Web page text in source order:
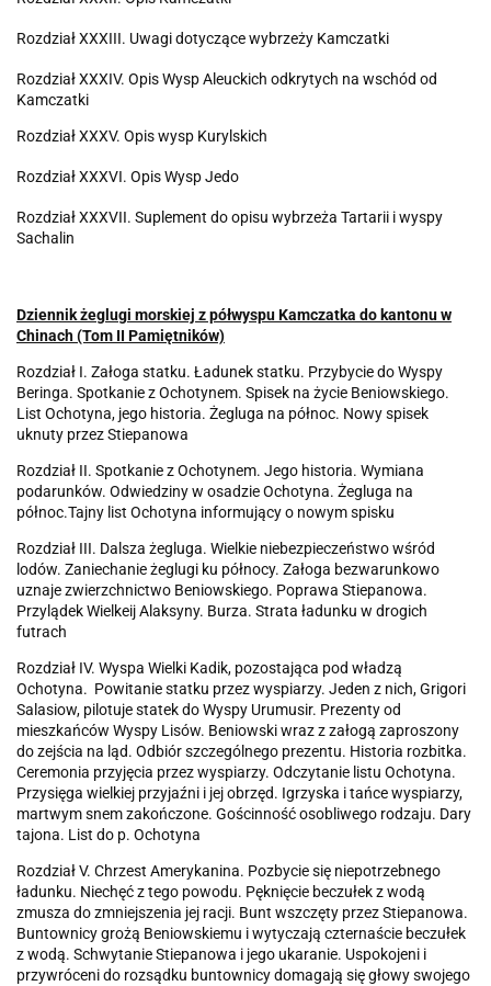
Rozdział XXXIII. Uwagi dotyczące wybrzeży Kamczatki
Rozdział XXXIV. Opis Wysp Aleuckich odkrytych na wschód od
Kamczatki
Rozdział XXXV. Opis wysp Kurylskich
Rozdział XXXVI. Opis Wysp Jedo
Rozdział XXXVII. Suplement do opisu wybrzeża Tartarii i wyspy
Sachalin
Dziennik żeglugi morskiej z półwyspu Kamczatka do kantonu w
Chinach (Tom II Pamiętników)
Rozdział I. Załoga statku. Ładunek statku. Przybycie do Wyspy
Beringa. Spotkanie z Ochotynem. Spisek na życie Beniowskiego.
List Ochotyna, jego historia. Żegluga na północ. Nowy spisek
uknuty przez Stiepanowa
Rozdział II. Spotkanie z Ochotynem. Jego historia. Wymiana
podarunków. Odwiedziny w osadzie Ochotyna. Żegluga na
północ.Tajny list Ochotyna informujący o nowym spisku
Rozdział III. Dalsza żegluga. Wielkie niebezpieczeństwo wśród
lodów. Zaniechanie żeglugi ku północy. Załoga bezwarunkowo
uznaje zwierzchnictwo Beniowskiego. Poprawa Stiepanowa.
Przylądek Wielkeij Alaksyny. Burza. Strata ładunku w drogich
futrach
Rozdział IV. Wyspa Wielki Kadik, pozostająca pod władzą
Ochotyna. Powitanie statku przez wyspiarzy. Jeden z nich, Grigori
Salasiow, pilotuje statek do Wyspy Urumusir. Prezenty od
mieszkańców Wyspy Lisów. Beniowski wraz z załogą zaproszony
do zejścia na ląd. Odbiór szczególnego prezentu. Historia rozbitka.
Ceremonia przyjęcia przez wyspiarzy. Odczytanie listu Ochotyna.
Przysięga wielkiej przyjaźni i jej obrzęd. Igrzyska i tańce wyspiarzy,
martwym snem zakończone. Gościnność osobliwego rodzaju. Dary
tajona. List do p. Ochotyna
Rozdział V. Chrzest Amerykanina. Pozbycie się niepotrzebnego
ładunku. Niechęć z tego powodu. Pęknięcie beczułek z wodą
zmusza do zmniejszenia jej racji. Bunt wszczęty przez Stiepanowa.
Buntownicy grożą Beniowskiemu i wytyczają czternaście beczułek
z wodą. Schwytanie Stiepanowa i jego ukaranie. Uspokojeni i
przywróceni do rozsądku buntownicy domagają się głowy swojego